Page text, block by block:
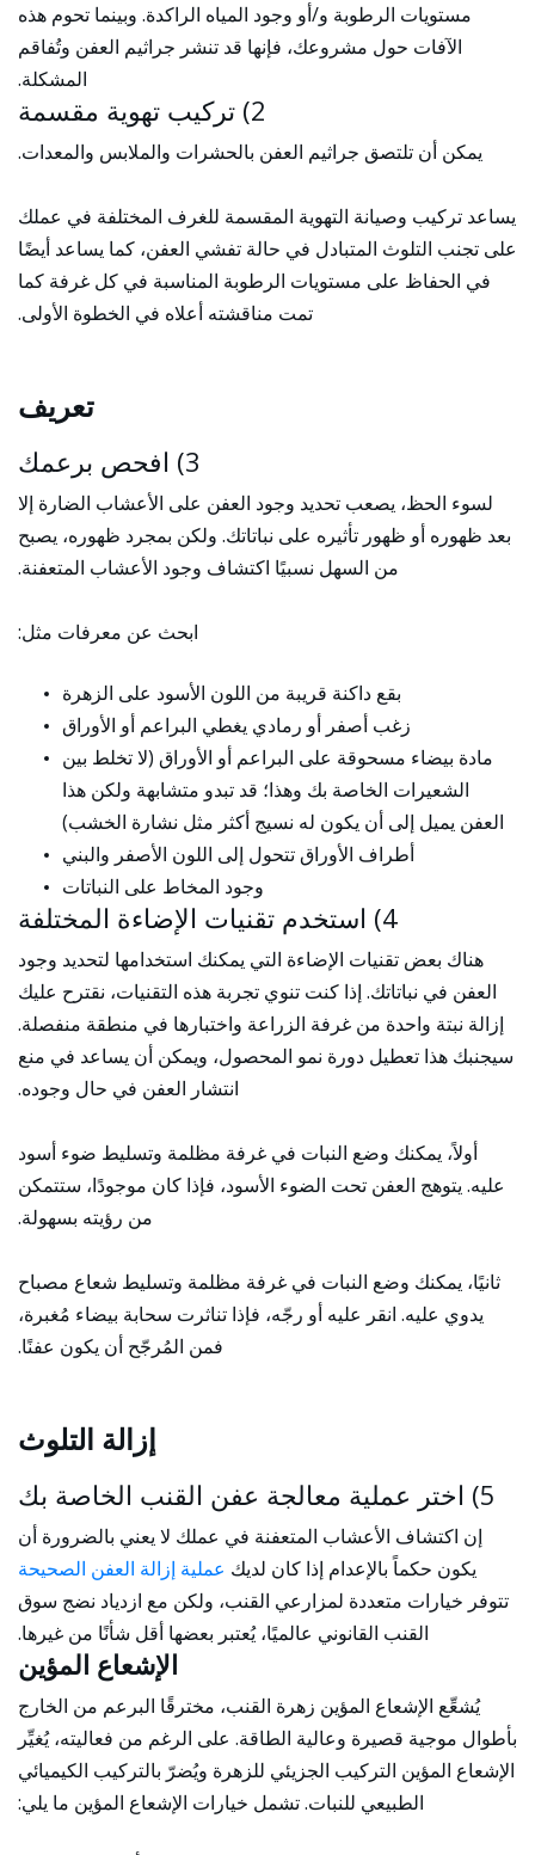
مستويات الرطوبة و/أو وجود المياه الراكدة. وبينما تحوم هذه
الآفات حول مشروعك، فإنها قد تنشر جراثيم العفن وتُفاقم
المشكلة.
2) تركيب تهوية مقسمة
يمكن أن تلتصق جراثيم العفن بالحشرات والملابس والمعدات.
يساعد تركيب وصيانة التهوية المقسمة للغرف المختلفة في عملك
على تجنب التلوث المتبادل في حالة تفشي العفن، كما يساعد أيضًا
في الحفاظ على مستويات الرطوبة المناسبة في كل غرفة كما
تمت مناقشته أعلاه في الخطوة الأولى.
تعريف
3) افحص برعمك
لسوء الحظ، يصعب تحديد وجود العفن على الأعشاب الضارة إلا
بعد ظهوره أو ظهور تأثيره على نباتاتك. ولكن بمجرد ظهوره، يصبح
من السهل نسبيًا اكتشاف وجود الأعشاب المتعفنة.
ابحث عن معرفات مثل:
بقع داكنة قريبة من اللون الأسود على الزهرة
زغب أصفر أو رمادي يغطي البراعم أو الأوراق
مادة بيضاء مسحوقة على البراعم أو الأوراق (لا تخلط بين
الشعيرات الخاصة بك وهذا؛ قد تبدو متشابهة ولكن هذا
العفن يميل إلى أن يكون له نسيج أكثر مثل نشارة الخشب)
أطراف الأوراق تتحول إلى اللون الأصفر والبني
وجود المخاط على النباتات
4) استخدم تقنيات الإضاءة المختلفة
هناك بعض تقنيات الإضاءة التي يمكنك استخدامها لتحديد وجود
العفن في نباتاتك. إذا كنت تنوي تجربة هذه التقنيات، نقترح عليك
إزالة نبتة واحدة من غرفة الزراعة واختبارها في منطقة منفصلة.
سيجنبك هذا تعطيل دورة نمو المحصول، ويمكن أن يساعد في منع
انتشار العفن في حال وجوده.
أولاً، يمكنك وضع النبات في غرفة مظلمة وتسليط ضوء أسود
عليه. يتوهج العفن تحت الضوء الأسود، فإذا كان موجودًا، ستتمكن
من رؤيته بسهولة.
ثانيًا، يمكنك وضع النبات في غرفة مظلمة وتسليط شعاع مصباح
يدوي عليه. انقر عليه أو رجّه، فإذا تناثرت سحابة بيضاء مُغبرة،
فمن المُرجّح أن يكون عفنًا.
إزالة التلوث
5) اختر عملية معالجة عفن القنب الخاصة بك
إن اكتشاف الأعشاب المتعفنة في عملك لا يعني بالضرورة أن
يكون حكماً بالإعدام إذا كان لديك عملية إزالة العفن الصحيحة
تتوفر خيارات متعددة لمزارعي القنب، ولكن مع ازدياد نضج سوق
القنب القانوني عالميًا، يُعتبر بعضها أقل شأنًا من غيرها.
الإشعاع المؤين
يُشعِّع الإشعاع المؤين زهرة القنب، مخترقًا البرعم من الخارج
بأطوال موجية قصيرة وعالية الطاقة. على الرغم من فعاليته، يُغيِّر
الإشعاع المؤين التركيب الجزيئي للزهرة ويُضرّ بالتركيب الكيميائي
الطبيعي للنبات. تشمل خيارات الإشعاع المؤين ما يلي: